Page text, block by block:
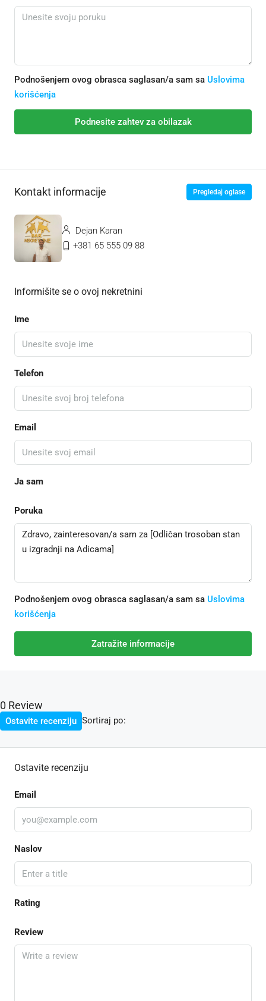
Podnošenjem ovog obrasca saglasan/a sam sa Uslovima
korišćenja
Podnesite zahtev za obilazak
Kontakt informacije Pregledaj oglase
Dejan Karan
+381 65 555 09 88
Informišite se o ovoj nekretnini
Ime
Telefon
Email
Ja sam
Poruka
Podnošenjem ovog obrasca saglasan/a sam sa Uslovima
korišćenja
Zatražite informacije
0 Review
Sortiraj po:
Ostavite recenziju
Ostavite recenziju
Email
Naslov
Rating
Review